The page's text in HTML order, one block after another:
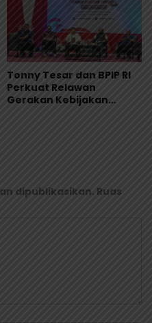
Tonny Tesar dan BPIP RI
Perkuat Relawan
Gerakan Kebijakan
dipublikasikan. Ruas